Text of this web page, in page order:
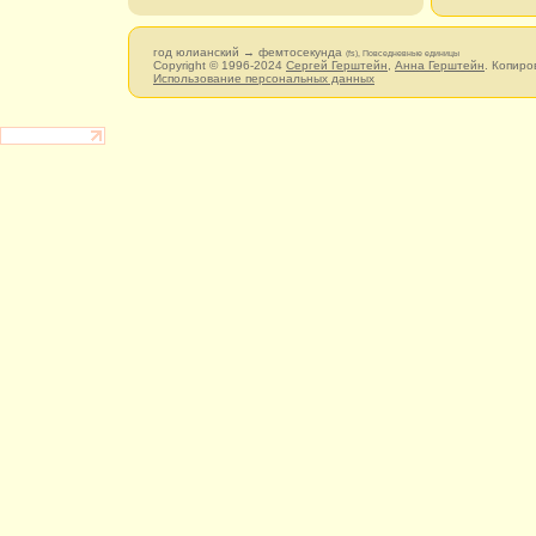
год юлианский → фемтосекунда (fs), Повседневные единицы
Copyright © 1996-2024 Сергей Герштейн Анна Герштейн .
Использование персональных данных